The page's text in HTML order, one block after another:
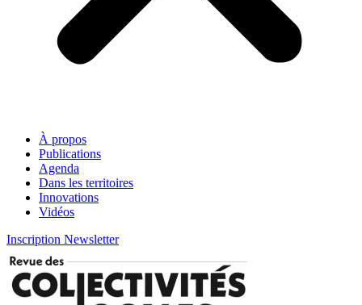
À propos
Publications
Agenda
Dans les territoires
Innovations
Vidéos
Inscription Newsletter